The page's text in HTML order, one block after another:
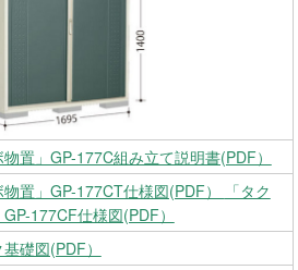
物置」GP-177C組み立て説明書(PDF）
物置」GP-177CT仕様図(PDF）
「タク
177CF仕様図(PDF）
礎図(PDF）